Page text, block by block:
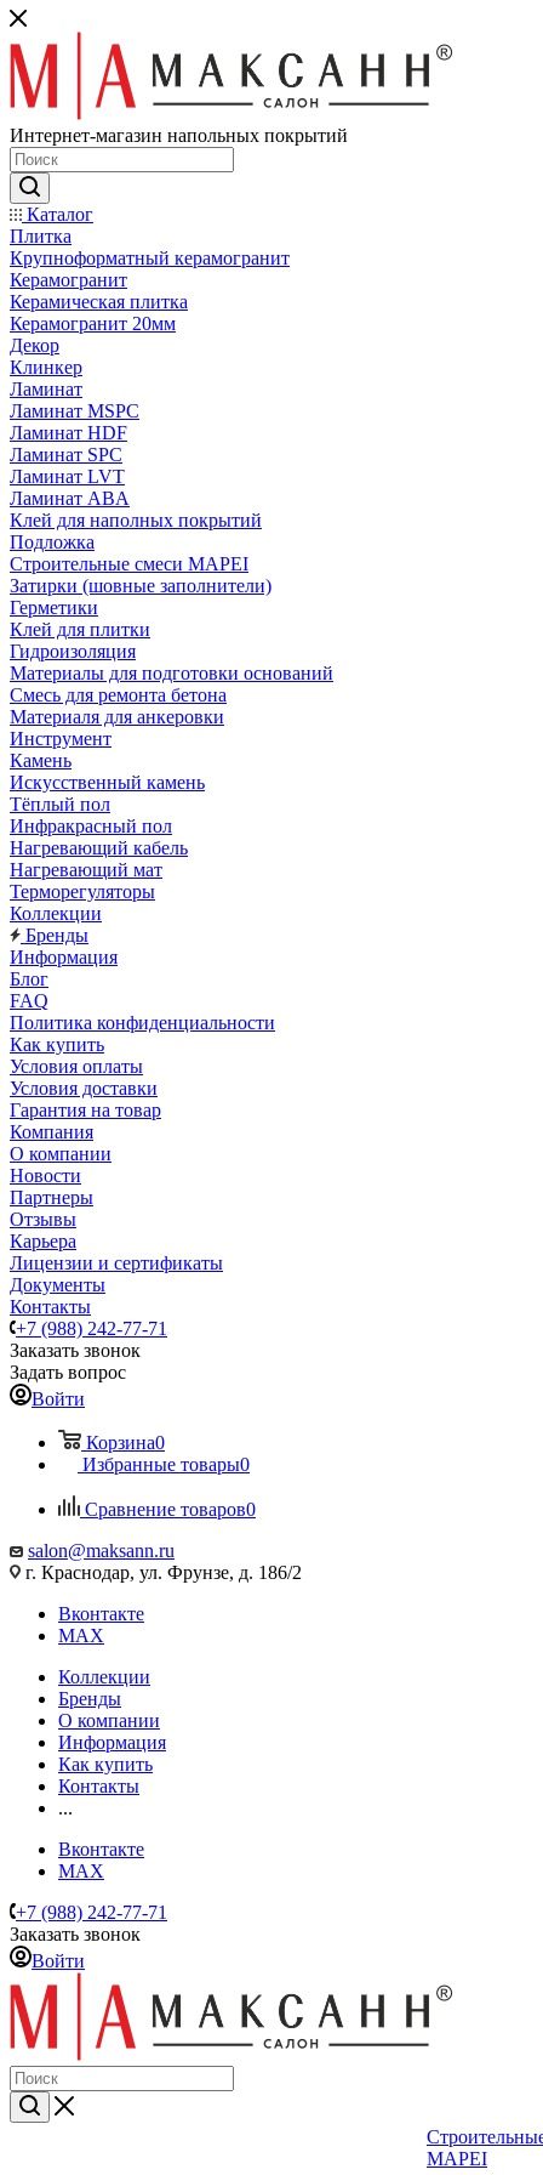
Интернет-магазин напольных покрытий
Каталог
Плитка
Крупноформатный керамогранит
Керамогранит
Керамическая плитка
Керамогранит 20мм
Декор
Клинкер
Ламинат
Ламинат MSPC
Ламинат HDF
Ламинат SPC
Ламинат LVT
Ламинат ABA
Клей для наполных покрытий
Подложка
Строительные смеси MAPEI
Затирки (шовные заполнители)
Герметики
Клей для плитки
Гидроизоляция
Материалы для подготовки оснований
Смесь для ремонта бетона
Материаля для анкеровки
Инструмент
Камень
Искусственный камень
Тёплый пол
Инфракрасный пол
Нагревающий кабель
Нагревающий мат
Терморегуляторы
Коллекции
Бренды
Информация
Блог
FAQ
Политика конфиденциальности
Как купить
Условия оплаты
Условия доставки
Гарантия на товар
Компания
О компании
Новости
Партнеры
Отзывы
Карьера
Лицензии и сертификаты
Документы
Контакты
+7 (988) 242-77-71
Заказать звонок
Задать вопрос
Войти
Корзина0
Избранные товары0
Сравнение товаров0
salon@maksann.ru
г. Краснодар, ул. Фрунзе, д. 186/2
Вконтакте
MAX
Коллекции
Бренды
О компании
Информация
Как купить
Контакты
...
Вконтакте
MAX
+7 (988) 242-77-71
Заказать звонок
Войти
MAPEI